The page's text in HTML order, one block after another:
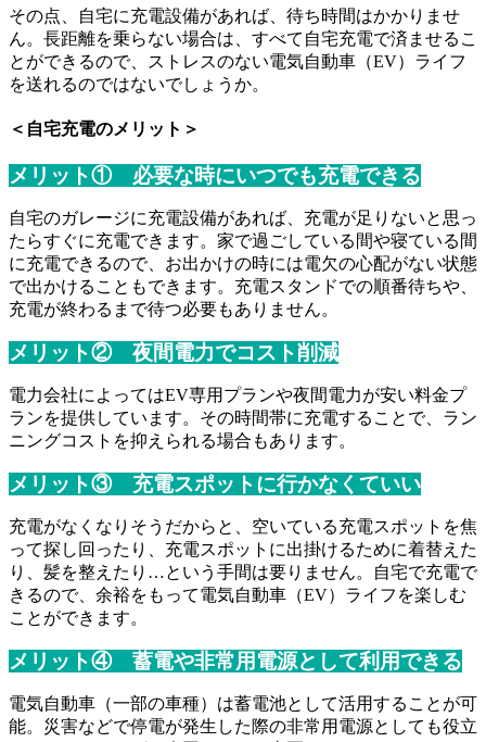
その点、自宅に充電設備があれば、待ち時間はかかりませ
ん。長距離を乗らない場合は、すべて自宅充電で済ませるこ
とができるので、ストレスのない電気自動車（EV）ライフ
を送れるのではないでしょうか。
＜自宅充電のメリット＞
メリット① 必要な時にいつでも充電できる
自宅のガレージに充電設備があれば、充電が足りないと思っ
たらすぐに充電できます。家で過ごしている間や寝ている間
に充電できるので、お出かけの時には電欠の心配がない状態
で出かけることもできます。充電スタンドでの順番待ちや、
充電が終わるまで待つ必要もありません。
メリット② 夜間電力でコスト削減
電力会社によってはEV専用プランや夜間電力が安い料金プ
ランを提供しています。その時間帯に充電することで、ラン
ニングコストを抑えられる場合もあります。
メリット③ 充電スポットに行かなくていい
充電がなくなりそうだからと、空いている充電スポットを焦
って探し回ったり、充電スポットに出掛けるために着替えた
り、髪を整えたり…という手間は要りません。自宅で充電で
きるので、余裕をもって電気自動車（EV）ライフを楽しむ
ことができます。
メリット④ 蓄電や非常用電源として利用できる
電気自動車（一部の車種）は蓄電池として活用することが可
能。災害などで停電が発生した際の非常用電源としても役立